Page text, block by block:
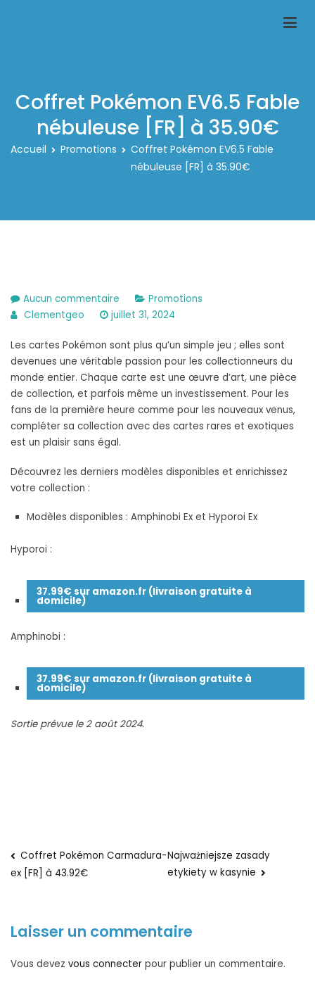
Coffret Pokémon EV6.5 Fable
nébuleuse [FR] à 35.90€
Accueil Promotions
Coffret Pokémon EV6.5 Fable
nébuleuse [FR] à 35.90€
Aucun commentaire
Coffret
EV6.5
Fable
nébuleuse
[FR]
à
35.90€
Promotions
Clementgeo
juillet 31, 2024
Les cartes Pokémon sont plus qu’un simple jeu ; elles sont
devenues une véritable passion pour les collectionneurs du
monde entier. Chaque carte est une œuvre d’art, une pièce
de collection, et parfois même un investissement. Pour les
fans de la première heure comme pour les nouveaux venus,
compléter sa collection avec des cartes rares et exotiques
est un plaisir sans égal.
Découvrez les derniers modèles disponibles et enrichissez
votre collection :
Modèles disponibles : Amphinobi Ex et Hyporoi Ex
Hyporoi :
37.99€ sur amazon.fr (livraison gratuite à
domicile)
Amphinobi :
37.99€ sur amazon.fr (livraison gratuite à
domicile)
Sortie prévue le 2 août 2024.
Navigation
l’article
Coffret Pokémon Carmadura-
ex [FR] à 43.92€
Najważniejsze zasady
etykiety w kasynie
Laisser un commentaire
Vous devez vous connecter pour publier un commentaire.